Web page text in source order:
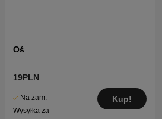
Oś
19PLN
Na zam.
Wysyłka za
Kup!